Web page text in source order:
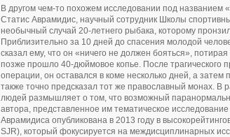
В другом чем-то похожем исследовании под названием
Статис Аврамидис, научный сотрудник Школы
необычный случай 20-летнего рыбака, которому
Приблизительно за 10 дней до спасения молодой
сказал ему, что он «ничего не должен бояться»,
позже прошло 40-дюймовое копье. После трагического
операции, он оставался в коме несколько дней, а
также точно предсказал тот же православный монах. В
людей размышляет о том, что возможный
автора, представленное им тематическое
Аврамидиса опубликована в 2013 году в
SJR), который фокусируется на междисциплинарных